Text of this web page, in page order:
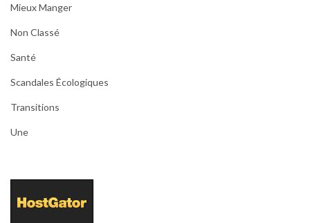
Mieux Manger
Non Classé
Santé
Scandales Écologiques
Transitions
Une